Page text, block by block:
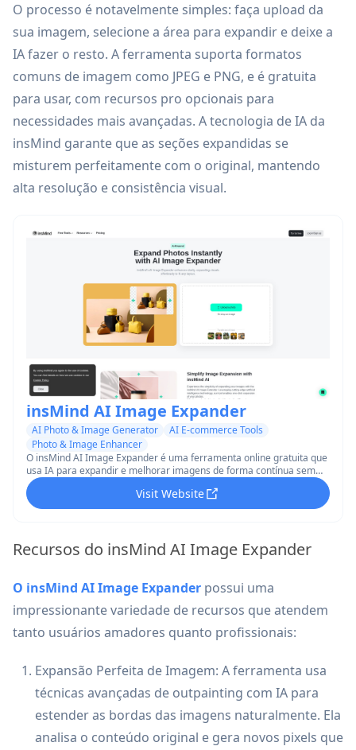
O processo é notavelmente simples: faça upload da
sua imagem, selecione a área para expandir e deixe a
IA fazer o resto. A ferramenta suporta formatos
comuns de imagem como JPEG e PNG, e é gratuita
para usar, com recursos pro opcionais para
necessidades mais avançadas. A tecnologia de IA da
insMind garante que as seções expandidas se
misturem perfeitamente com o original, mantendo
alta resolução e consistência visual.
insMind AI Image Expander
AI Photo & Image Generator
AI E-commerce Tools
Photo & Image Enhancer
O insMind AI Image Expander é uma ferramenta online gratuita que
usa IA para expandir e melhorar imagens de forma contínua sem
esticar ou perder qualidade.
Visit Website
Recursos do insMind AI Image Expander
O insMind AI Image Expander possui uma
impressionante variedade de recursos que atendem
tanto usuários amadores quanto profissionais:
Expansão Perfeita de Imagem: A ferramenta usa
técnicas avançadas de outpainting com IA para
estender as bordas das imagens naturalmente. Ela
analisa o conteúdo original e gera novos pixels que